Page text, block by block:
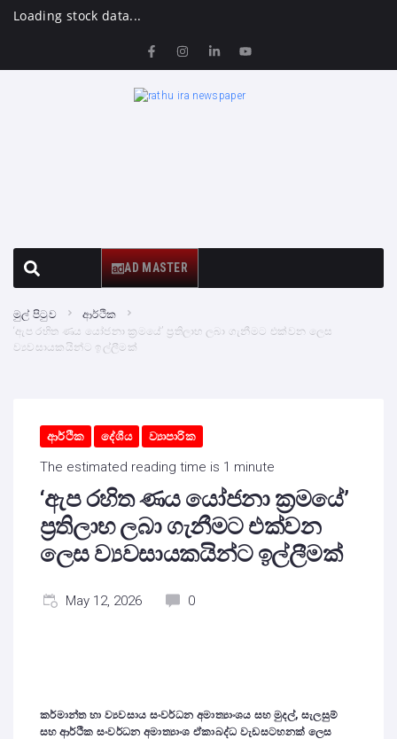
Loading stock data...
AD MASTER
මුල් පිටුව
ආර්ථික
‘ඇප රහිත ණය යෝජනා ක්‍රමයේ’ ප්‍රතිලාභ ලබා ගැනීමට එක්වන ලෙස
ව්‍යවසායකයින්ට ඉල්ලීමක්
ආර්ථික දේශීය ව්‍යාපාරික
The estimated reading time is 1 minute
‘ඇප රහිත ණය යෝජනා ක්‍රමයේ’
ප්‍රතිලාභ ලබා ගැනීමට එක්වන
ලෙස ව්‍යවසායකයින්ට ඉල්ලීමක්
May 12, 2026 0
කර්මාන්ත හා ව්‍යවසාය සංවර්ධන අමාත්‍යාංශය සහ මුදල්, සැලසුම්
සහ ආර්ථික සංවර්ධන අමාත්‍යාංශ ඒකාබද්ධ වැඩසටහනක් ලෙස